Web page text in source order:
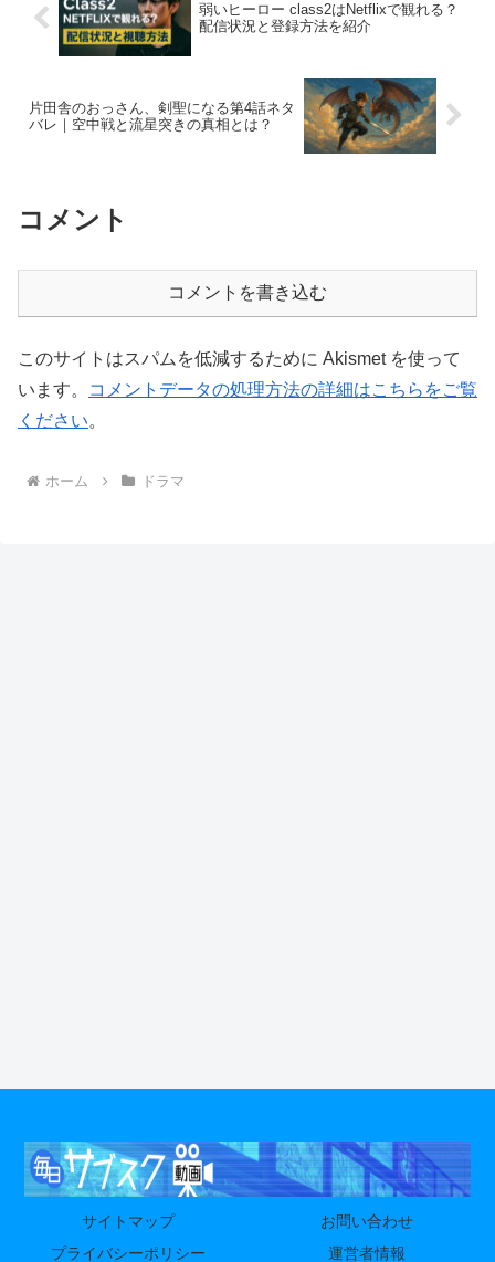
弱いヒーロー class2はNetflixで観れる？
配信状況と登録方法を紹介
片田舎のおっさん、剣聖になる第4話ネタ
バレ｜空中戦と流星突きの真相とは？
コメント
コメントを書き込む
このサイトはスパムを低減するために Akismet を使って
います。
コメントデータの処理方法の詳細はこちらをご覧
ください。
ホーム ドラマ
サイトマップ
お問い合わせ
プライバシーポリシー
運営者情報